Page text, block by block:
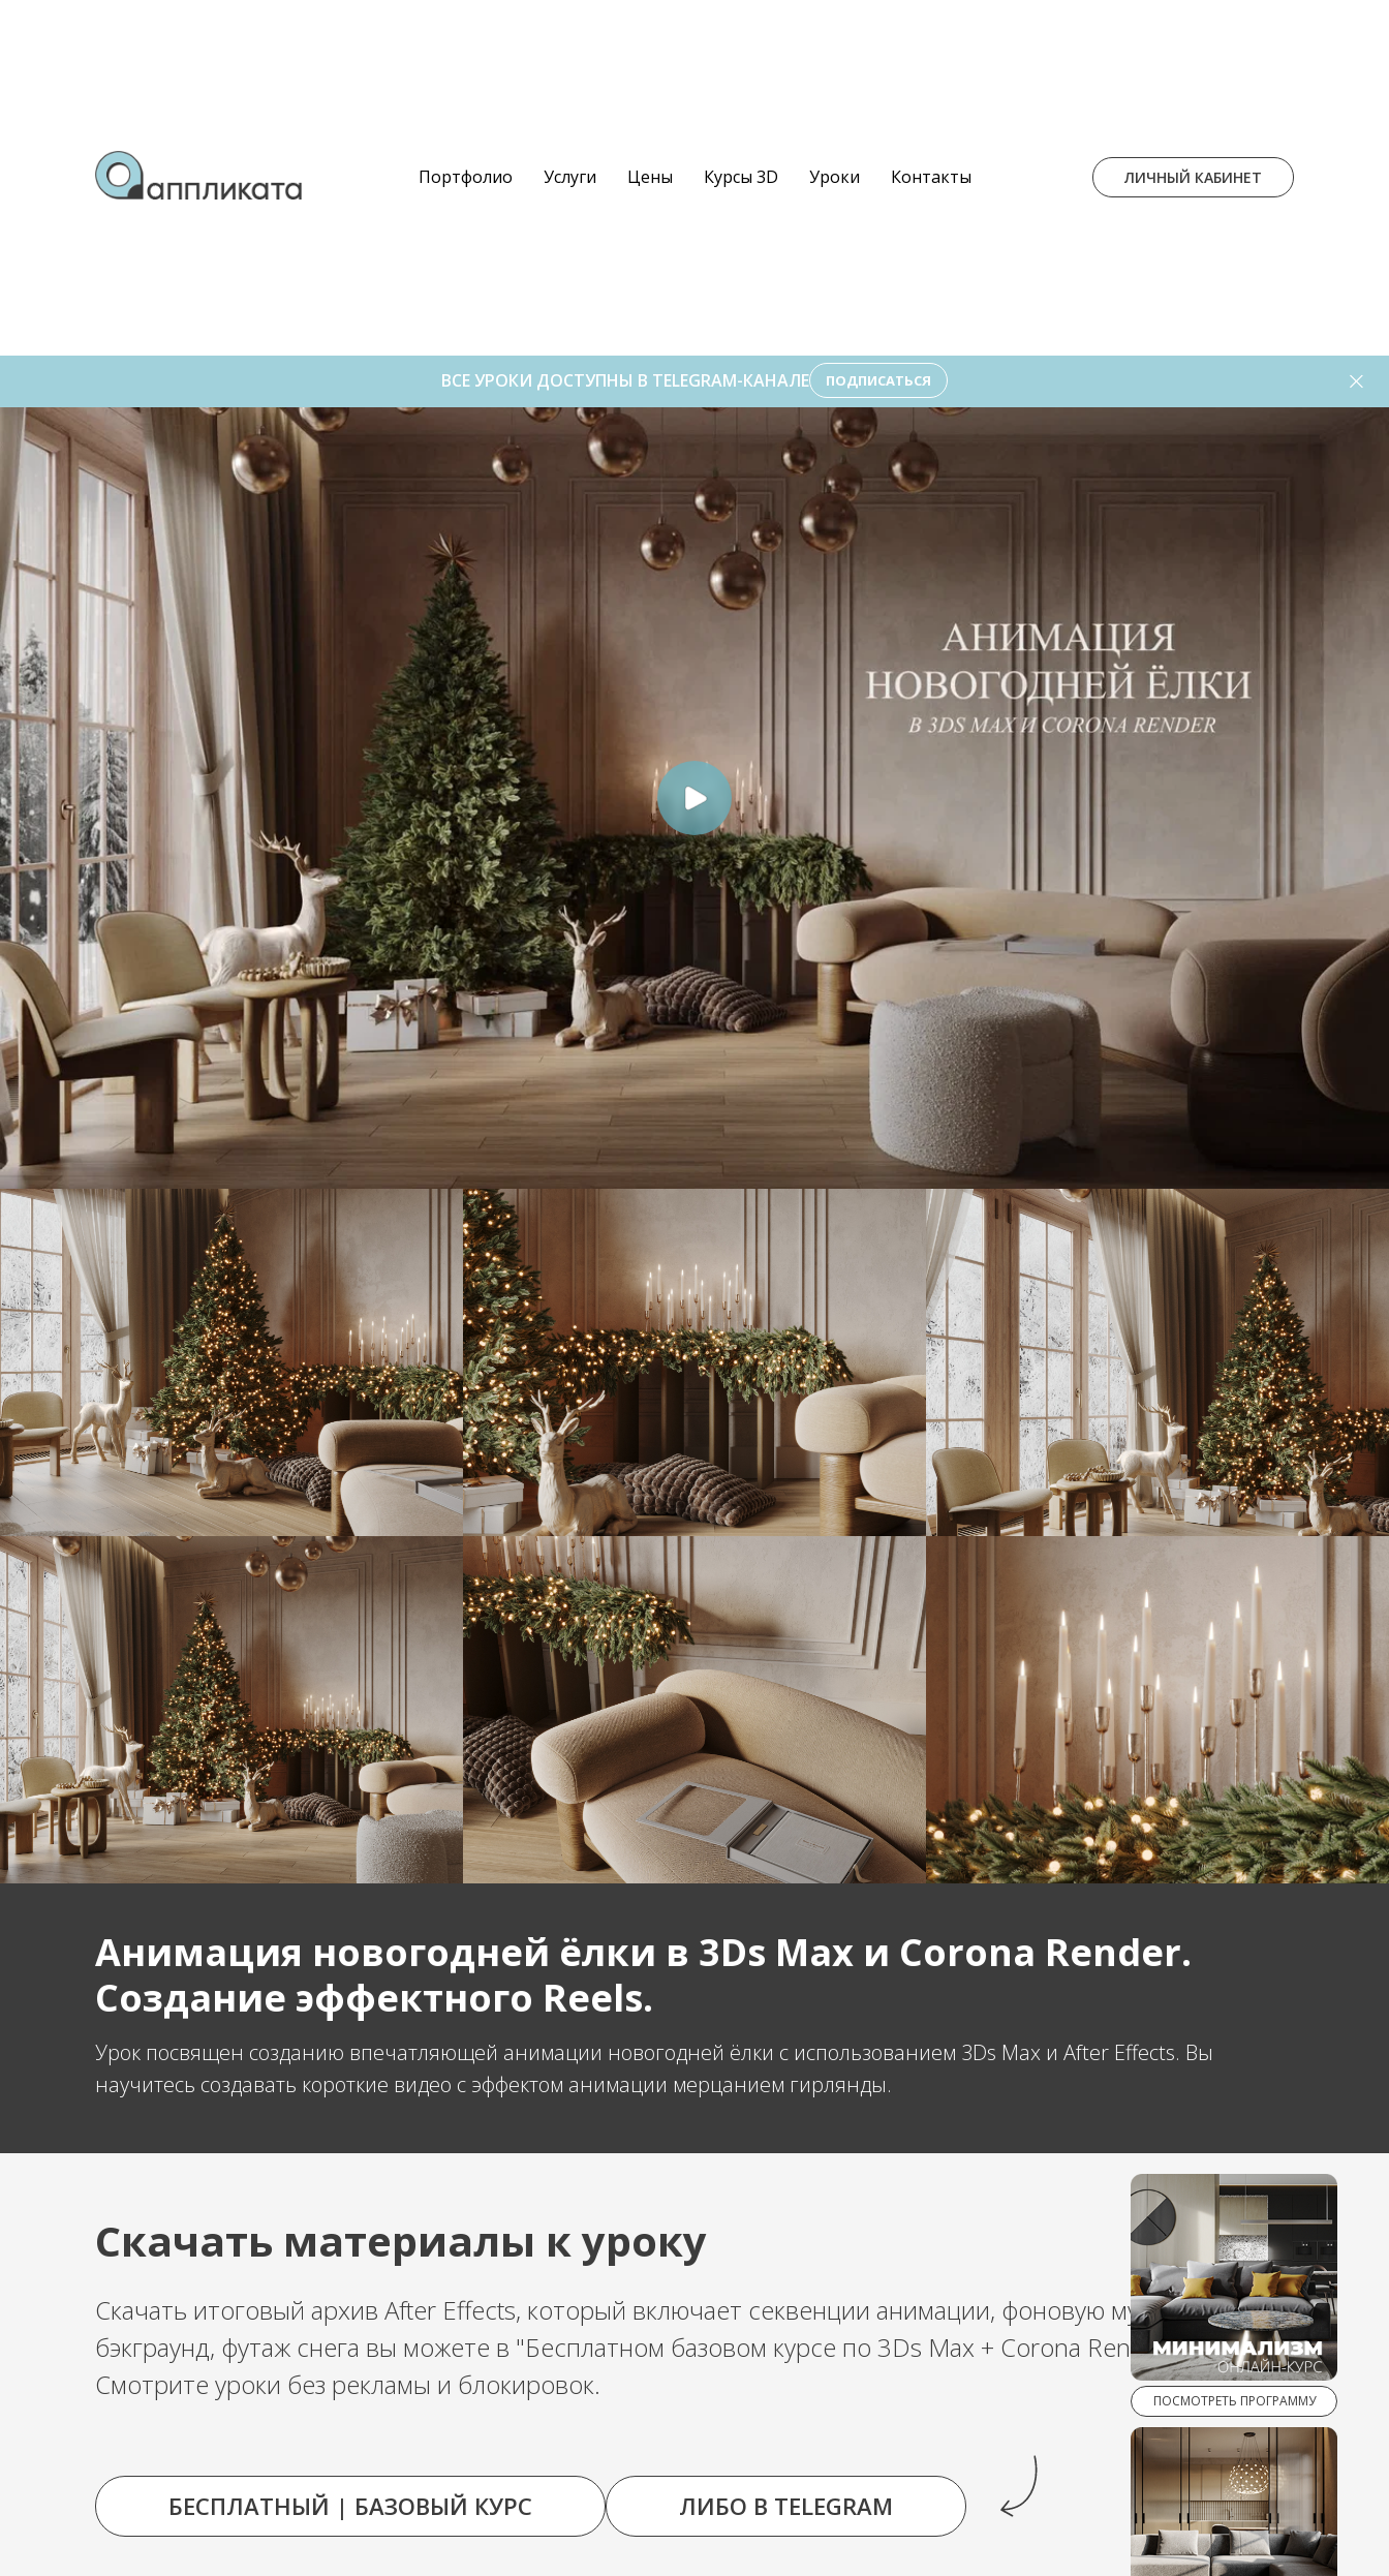
Портфолио Услуги Цены Курсы 3D Уроки Контакты ЛИЧНЫЙ КАБИНЕТ
ВСЕ УРОКИ ДОСТУПНЫ В TELEGRAM-КАНАЛЕ ПОДПИСАТЬСЯ
Анимация новогодней ёлки в 3Ds Max и Corona Render.
Создание эффектного Reels.
Урок посвящен созданию впечатляющей анимации новогодней ёлки с использованием 3Ds Max и After Effects. Вы
научитесь создавать короткие видео с эффектом анимации мерцанием гирлянды.
ПОСМОТРЕТЬ ПРОГРАММУ
Скачать материалы к уроку
Скачать итоговый архив After Effects, который включает секвенции анимации, фоновую музыку,
бэкграунд, футаж снега вы можете в "Бесплатном базовом курсе по 3Ds Max + Corona Render".
Смотрите уроки без рекламы и блокировок.
БЕСПЛАТНЫЙ | БАЗОВЫЙ КУРС ЛИБО В TELEGRAM